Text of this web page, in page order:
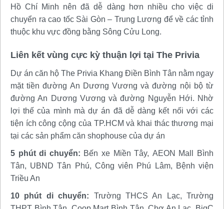
Hồ Chí Minh nên đã dễ dàng hơn nhiều cho việc di
chuyển ra cao tốc Sài Gòn – Trung Lương để về các tỉnh
thuộc khu vực đồng bằng Sông Cửu Long.
Liên kết vùng cực kỳ thuận lợi tại The Privia
Dự án căn hộ The Privia Khang Điền Bình Tân nằm ngay
mặt tiền đường An Dương Vương và đường nội bộ từ
đường An Dương Vương và đường Nguyễn Hới. Nhờ
lợi thế của mình mà dự án đã dễ dàng kết nối với các
tiện ích công cộng của TP.HCM và khai thác thương mại
tại các sản phẩm căn shophouse của dự án
5 phút di chuyển: Bến xe Miền Tây, AEON Mall Bình
Tân, UBND Tân Phú, Công viên Phú Lâm, Bệnh viện
Triều An
10 phút di chuyển: Trường THCS An Lạc, Trường